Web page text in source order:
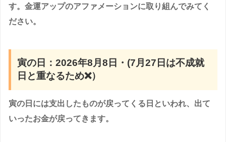
す。金運アップのアファメーションに取り組んでみてく
ださい。
寅の日：2026年8月8日・(7月27日は不成就
日と重なるため❌）
寅の日には支出したものが戻ってくる日といわれ、出て
いったお金が戻ってきます。